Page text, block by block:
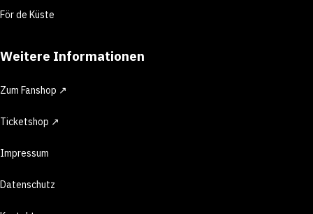
För de Küste
Weitere Informationen
Zum Fanshop ↗
Ticketshop ↗
Impressum
Datenschutz